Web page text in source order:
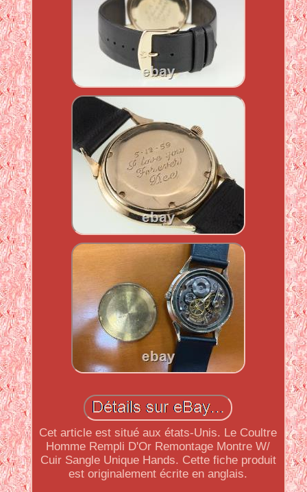
Cet article est situé aux états-Unis. Le Coultre
Homme Rempli D'Or Remontage Montre W/
Cuir Sangle Unique Hands. Cette fiche produit
est originalement écrite en anglais.